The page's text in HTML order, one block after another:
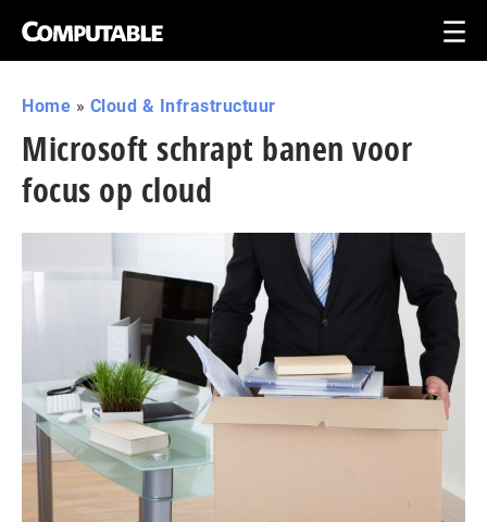
Home » Cloud & Infrastructuur
Microsoft schrapt banen voor
focus op cloud